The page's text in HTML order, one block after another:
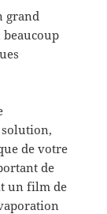
grand
beaucoup
de votre
de
un film de